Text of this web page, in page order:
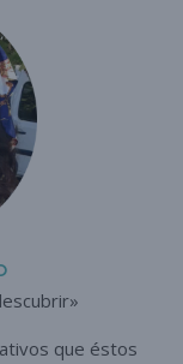
que éstos